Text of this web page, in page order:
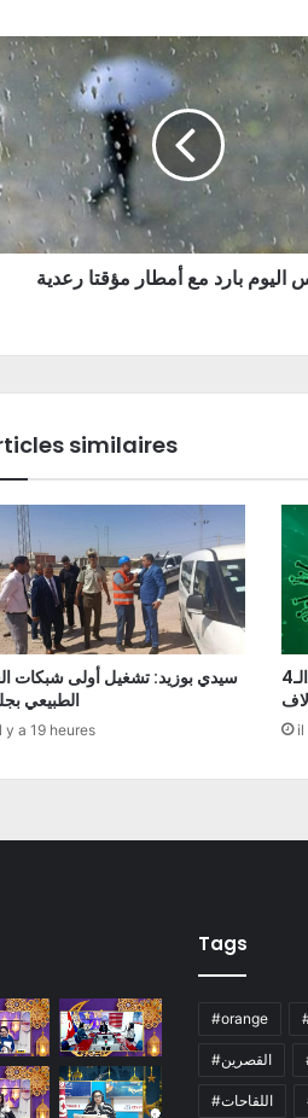
بارد مع أمطار مؤقتا رعدية
similaires
سيدي بوزيد: تشغيل أولى شبكات
الطبيعي
y a 19 heures
الكونغو: الإصابات بإيبولا تتجاوز الـ4
il
Tags
#orange
#القصرين
#اللقاحات